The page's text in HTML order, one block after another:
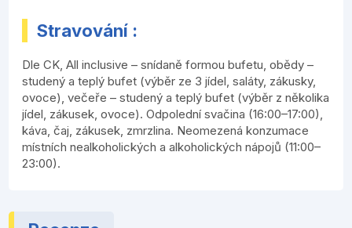
Stravování :
Dle CK, All inclusive – snídaně formou bufetu, obědy –
studený a teplý bufet (výběr ze 3 jídel, saláty, zákusky,
ovoce), večeře – studený a teplý bufet (výběr z několika
jídel, zákusek, ovoce). Odpolední svačina (16:00–17:00),
káva, čaj, zákusek, zmrzlina. Neomezená konzumace
místních nealkoholických a alkoholických nápojů (11:00–
23:00).